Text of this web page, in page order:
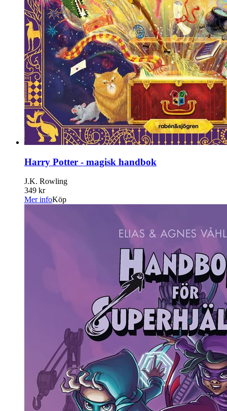
Harry Potter - magisk handbok
J.K. Rowling
349 kr
Mer infoKöp